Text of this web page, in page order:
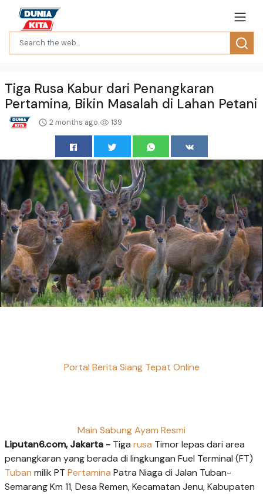
Tiga Rusa Kabur dari Penangkaran
Pertamina, Bikin Masalah di Lahan Petani
2 months ago 139
Portal Berita Siang Tepat Online
Main Sabung Ayam Resmi
Liputan6.com, Jakarta - Tiga rusa Timor lepas dari area
penangkaran yang berada di lingkungan Fuel Terminal (FT)
Tuban milik PT Pertamina Patra Niaga di Jalan Tuban-
Semarang Km 11, Desa Remen, Kecamatan Jenu, Kabupaten